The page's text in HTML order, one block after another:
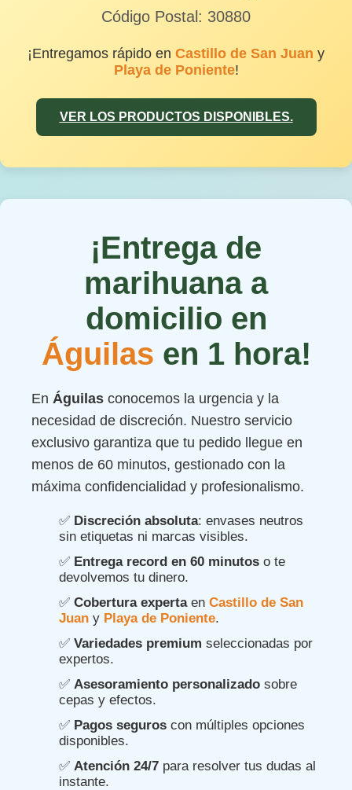
Código Postal: 30880
¡Entregamos rápido en Castillo de San Juan y
Playa de Poniente!
VER LOS PRODUCTOS DISPONIBLES.
¡Entrega de
marihuana a
domicilio en
Águilas en 1 hora!
En Águilas conocemos la urgencia y la
necesidad de discreción. Nuestro servicio
exclusivo garantiza que tu pedido llegue en
menos de 60 minutos, gestionado con la
máxima confidencialidad y profesionalismo.
✅ Discreción absoluta: envases neutros
sin etiquetas ni marcas visibles.
✅ Entrega record en 60 minutos o te
devolvemos tu dinero.
✅ Cobertura expertaen Castillo de San
Juan y Playa de Poniente.
✅ Variedades premium seleccionadas por
expertos.
✅ Asesoramiento personalizado sobre
cepas y efectos.
✅ Pagos seguros con múltiples opciones
disponibles.
✅ Atención 24/7 para resolver tus dudas al
instante.